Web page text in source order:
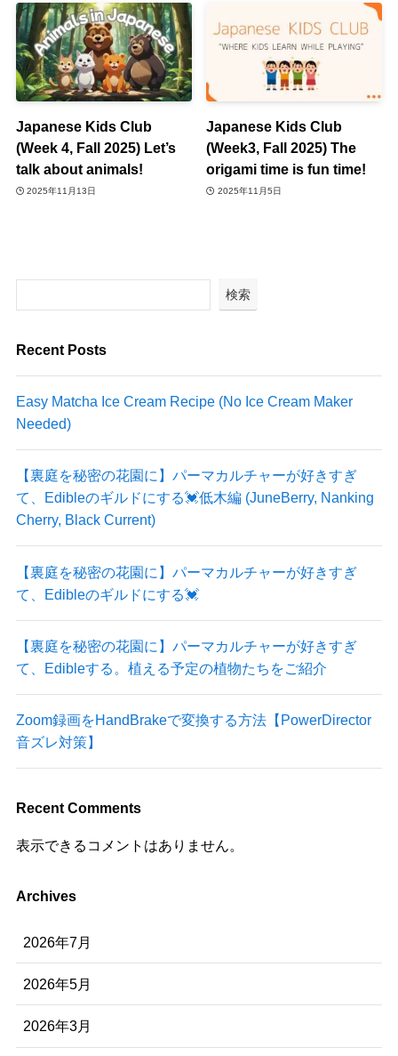
Japanese Kids Club
(Week 4, Fall 2025) Let’s
talk about animals!
2025年11月13日
Japanese Kids Club
(Week3, Fall 2025) The
origami time is fun time!
2025年11月5日
検索
Recent Posts
Easy Matcha Ice Cream Recipe (No Ice Cream Maker
Needed)
【裏庭を秘密の花園に】パーマカルチャーが好きすぎ
て、Edibleのギルドにする💓低木編 (JuneBerry, Nanking
Cherry, Black Current)
【裏庭を秘密の花園に】パーマカルチャーが好きすぎ
て、Edibleのギルドにする💓
【裏庭を秘密の花園に】パーマカルチャーが好きすぎ
て、Edibleする。植える予定の植物たちをご紹介
Zoom録画をHandBrakeで変換する方法【PowerDirector
音ズレ対策】
Recent Comments
表示できるコメントはありません。
Archives
2026年7月
2026年5月
2026年3月